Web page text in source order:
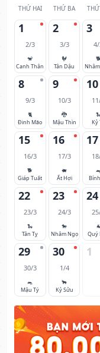
THỨ HAI THỨ BA
1
2/3
🐒
Canh Thân
2
3/3
🐓
Tân Dậu
3
8
9/3
🐈
Đinh Mão
9
10/3
🐉
Mậu Thìn
10
Kỷ
15
16/3
🐕
Giáp Tuất
16
17/3
🐖
Ất Hợi
17
22
23/3
🐍
Tân Tỵ
23
24/3
🐎
Nhâm Ngọ
24
🐐
Quý
29
30/3
🐀
Mậu Tý
30
1/4
🐂
Kỷ Sửu
1